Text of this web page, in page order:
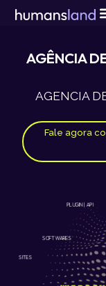
para
conteúdoAGÊNCIA
AGENCIA
Fale agora
SITES
PLUGIN | API
SOFTWARES